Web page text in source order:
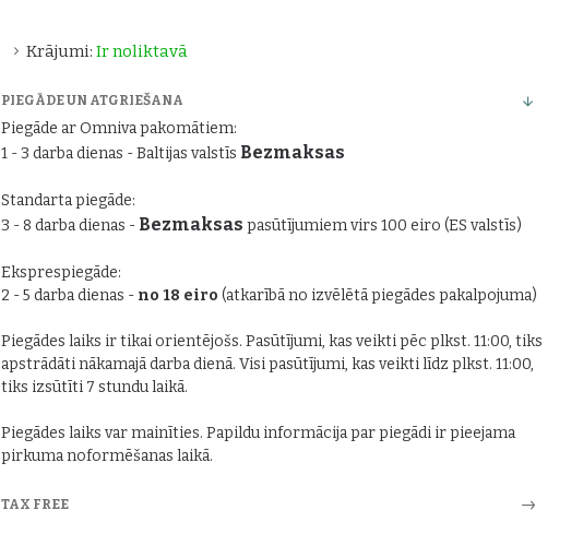
Krājumi: Ir noliktavā
PIEGĀDE UN ATGRIEŠANA
Piegāde ar Omniva pakomātiem:
1 - 3 darba dienas - Baltijas valstīs Bezmaksas
Standarta piegāde:
3 - 8 darba dienas - Bezmaksas pasūtījumiem virs 100 eiro (ES valstīs)
Eksprespiegāde:
2 - 5 darba dienas - no 18 eiro (atkarībā no izvēlētā piegādes pakalpojuma)
Piegādes laiks ir tikai orientējošs. Pasūtījumi, kas veikti pēc plkst. 11:00, tiks
apstrādāti nākamajā darba dienā. Visi pasūtījumi, kas veikti līdz plkst. 11:00,
tiks izsūtīti 7 stundu laikā.
Piegādes laiks var mainīties. Papildu informācija par piegādi ir pieejama
pirkuma noformēšanas laikā.
TAX FREE